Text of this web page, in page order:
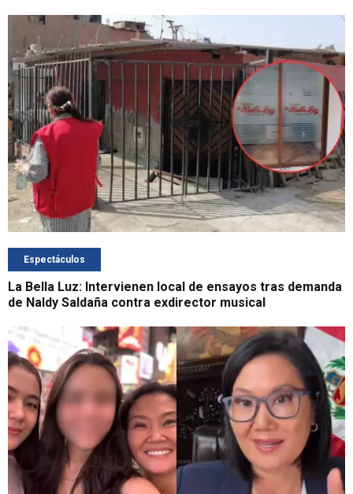
Espectáculos
La Bella Luz: Intervienen local de ensayos tras demanda
de Naldy Saldaña contra exdirector musical